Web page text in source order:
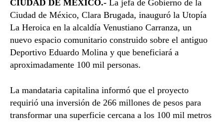
CIUDAD DE MÉXICO.- La jefa de Gobierno de la
Ciudad de México, Clara Brugada, inauguró la Utopía
La Heroica en la alcaldía Venustiano Carranza, un
nuevo espacio comunitario construido sobre el antiguo
Deportivo Eduardo Molina y que beneficiará a
aproximadamente 100 mil personas.
La mandataria capitalina informó que el proyecto
requirió una inversión de 266 millones de pesos para
transformar una superficie cercana a los 100 mil metros